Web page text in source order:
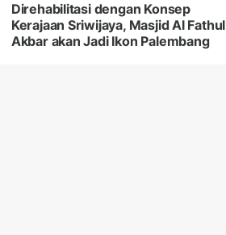
Direhabilitasi dengan Konsep
Kerajaan Sriwijaya, Masjid Al Fathul
Akbar akan Jadi Ikon Palembang